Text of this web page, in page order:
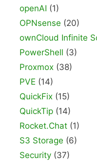
openAI (1)
OPNsense (20)
ownCloud Infinite
PowerShell (3)
Proxmox (38)
PVE (14)
QuickFix (15)
QuickTip (14)
Rocket.Chat (1)
S3 Storage (6)
Security (37)